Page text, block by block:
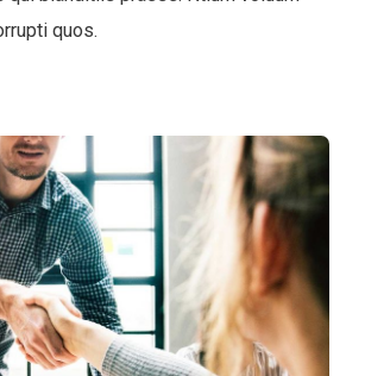
quos.